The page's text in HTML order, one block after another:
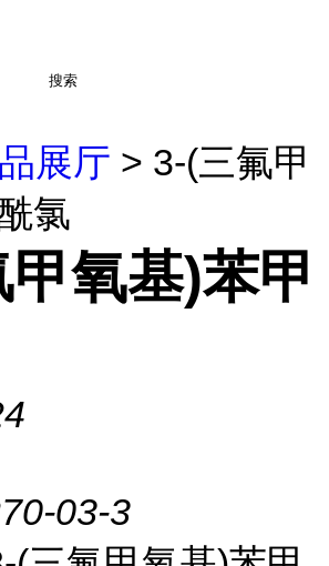
搜索
展厅 > 3-(三氟甲
氯
氧基)苯甲
03-3